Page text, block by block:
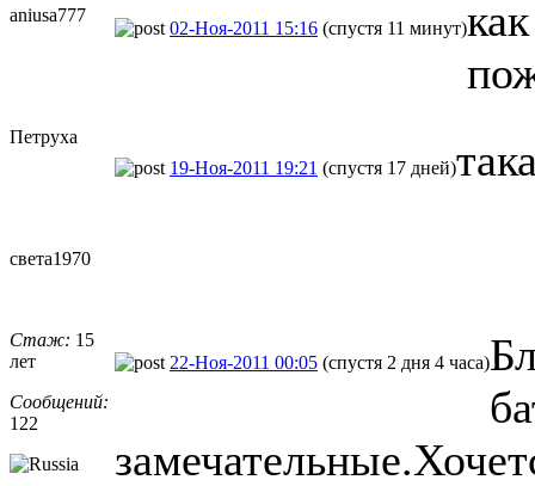
aniusa777
02-Ноя-2011 15:16 (спустя 11 минут)
Петруха
19-Ноя-2011 19:21 (спустя 17 дней)
света1970
Стаж: 15
лет
Сообщений:
122
22-Ноя-2011 00:05 (спустя 2 дня 4 часа)